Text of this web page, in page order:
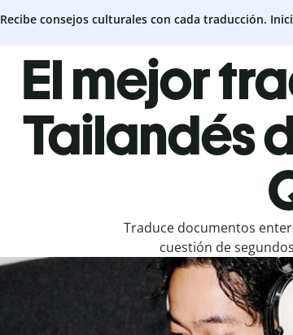
Recibe consejos culturales con cada traducción.
El mejor
Tailandés
Traduce documentos
cuestión de